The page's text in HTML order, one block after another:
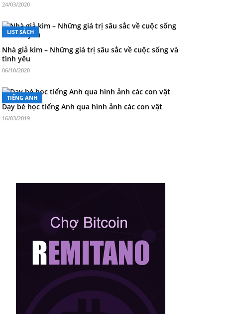
24/03/2020
LIST SÁCH
Nhà giả kim – Những giá trị sâu sắc về cuộc sống và
tình yêu
06/10/2020
TIẾNG ANH
Dạy bé học tiếng Anh qua hình ảnh các con vật
16/03/2019